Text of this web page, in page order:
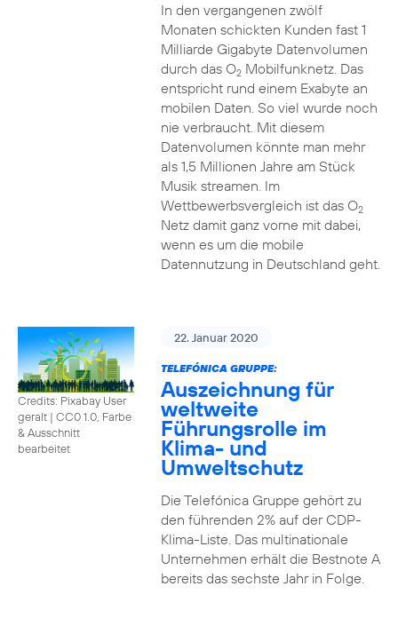
In den vergangenen zwölf
Monaten schickten Kunden fast 1
Milliarde Gigabyte Datenvolumen
durch das O2Mobilfunknetz. Das
entspricht rund einem Exabyte an
mobilen Daten. So viel wurde noch
nie verbraucht. Mit diesem
Datenvolumen könnte man mehr
als 1,5 Millionen Jahre am Stück
Musik streamen. Im
Wettbewerbsvergleich ist das O2
Netz damit ganz vorne mit dabei,
wenn es um die mobile
Datennutzung in Deutschland geht.
Credits: Pixabay User
geralt | CC0 1.0, Farbe
& Ausschnitt
bearbeitet
22. Januar 2020
TELEFÓNICA GRUPPE:
Auszeichnung für
weltweite
Führungsrolle im
Klima- und
Umweltschutz
Die Telefónica Gruppe gehört zu
den führenden 2% auf der CDP-
Klima-Liste. Das multinationale
Unternehmen erhält die Bestnote A
bereits das sechste Jahr in Folge.